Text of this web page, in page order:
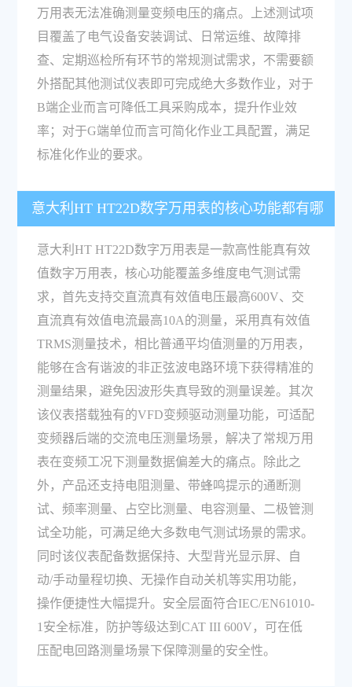
万用表无法准确测量变频电压的痛点。上述测试项
目覆盖了电气设备安装调试、日常运维、故障排
查、定期巡检所有环节的常规测试需求，不需要额
外搭配其他测试仪表即可完成绝大多数作业，对于
B端企业而言可降低工具采购成本，提升作业效
率；对于G端单位而言可简化作业工具配置，满足
标准化作业的要求。
意大利HT HT22D数字万用表的核心功能都有哪
些？
意大利HT HT22D数字万用表是一款高性能真有效
值数字万用表，核心功能覆盖多维度电气测试需
求，首先支持交直流真有效值电压最高600V、交
直流真有效值电流最高10A的测量，采用真有效值
TRMS测量技术，相比普通平均值测量的万用表，
能够在含有谐波的非正弦波电路环境下获得精准的
测量结果，避免因波形失真导致的测量误差。其次
该仪表搭载独有的VFD变频驱动测量功能，可适配
变频器后端的交流电压测量场景，解决了常规万用
表在变频工况下测量数据偏差大的痛点。除此之
外，产品还支持电阻测量、带蜂鸣提示的通断测
试、频率测量、占空比测量、电容测量、二极管测
试全功能，可满足绝大多数电气测试场景的需求。
同时该仪表配备数据保持、大型背光显示屏、自
动/手动量程切换、无操作自动关机等实用功能，
操作便捷性大幅提升。安全层面符合IEC/EN61010-
1安全标准，防护等级达到CAT III 600V，可在低
压配电回路测量场景下保障测量的安全性。